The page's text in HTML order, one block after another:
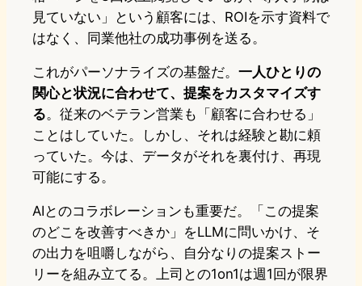
見ていない」という顧客には、ROIを示す資料で
はなく、同業他社の成功事例を送る。
これがパーソナライズの基盤だ。 一人ひとりの
関心と状況に合わせて、提案をカスタマイズす
る。従来のベテラン営業も「顧客に合わせる」
ことはしていた。しかし、それは経験と勘に頼
っていた。今は、データがそれを裏付け、再現
可能にする。
AIとのコラボレーションも重要だ。「この提案
のどこを改善すべきか」をLLMに問いかけ、そ
の出力を咀嚼しながら、自分なりの提案ストー
リーを組み立てる。上司との1on1は週1回が限界